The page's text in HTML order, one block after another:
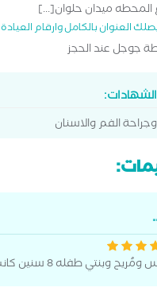
المحطه ميدان حلوان[...]
العنوان بالكامل وارقام العيادة
جوجل عند الحجز
الفم والاسنان
طفله 8 سنين كانت مطمنه معاه وبتشكر فيه جدا